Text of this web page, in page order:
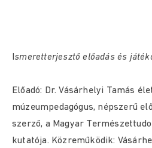
smeretterjesztő előadás és
Előadó: Dr. Vásárhelyi Tamás
múzeumpedagógus, népszerű
szerző, a Magyar
kutatója. Közreműködik: